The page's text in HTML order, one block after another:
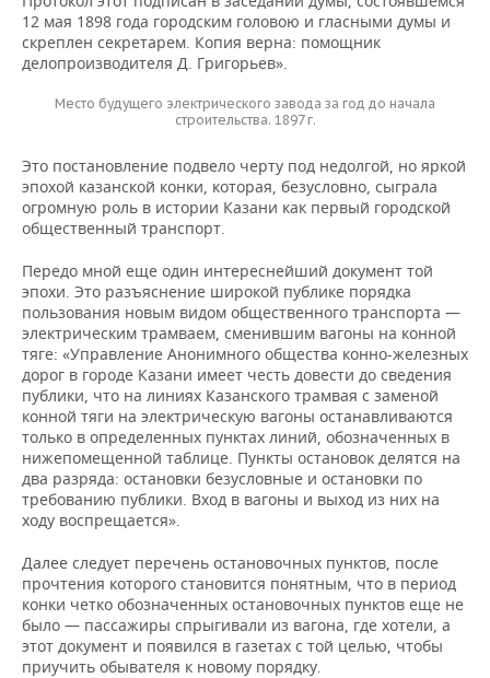
12 мая 1898 года городским головою и гласными думы и
скреплен секретарем. Копия верна: помощник
делопроизводителя Д. Григорьев».
Место будущего электрического завода за год до начала
строительства. 1897 г.
Это постановление подвело черту под недолгой, но яркой
эпохой казанской конки, которая, безусловно, сыграла
огромную роль в истории Казани как первый городской
общественный транспорт.
Передо мной еще один интереснейший документ той
эпохи. Это разъяснение широкой публике порядка
пользования новым видом общественного транспорта —
электрическим трамваем, сменившим вагоны на конной
тяге: «Управление Анонимного общества конно-железных
дорог в городе Казани имеет честь довести до сведения
публики, что на линиях Казанского трамвая с заменой
конной тяги на электрическую вагоны останавливаются
только в определенных пунктах линий, обозначенных в
нижепомещенной таблице. Пункты остановок делятся на
два разряда: остановки безусловные и остановки по
требованию публики. Вход в вагоны и выход из них на
ходу воспрещается».
Далее следует перечень остановочных пунктов, после
прочтения которого становится понятным, что в период
конки четко обозначенных остановочных пунктов еще не
было — пассажиры спрыгивали из вагона, где хотели, а
этот документ и появился в газетах с той целью, чтобы
приучить обывателя к новому порядку.